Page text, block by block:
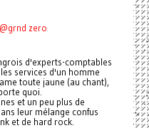
zero
d'experts-comptables
services d'un homme
toute jaune (au chant),
quoi.
et un peu plus de
leur mélange confus
et de hard rock.